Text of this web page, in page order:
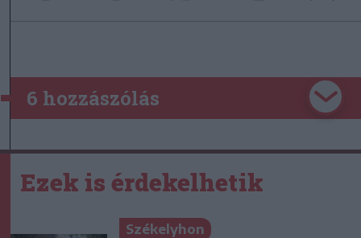
6 hozzászólás
Ezek is érdekelhetik
Székelyhon